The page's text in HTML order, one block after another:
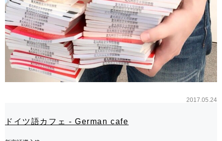
2017.05.24
ドイツ語カフェ - German cafe